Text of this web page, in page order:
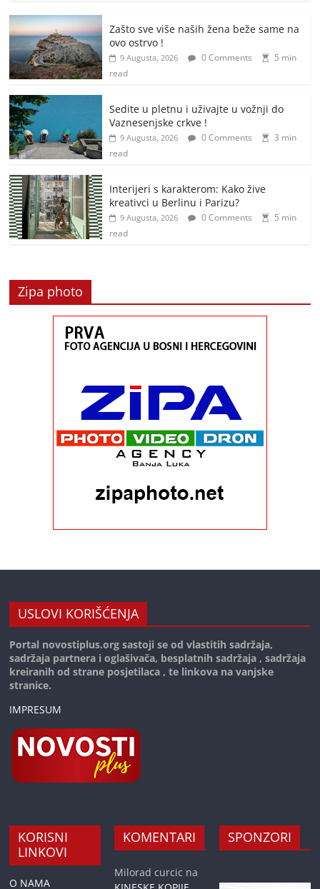
Zašto sve više naših žena beže same na
ovo ostrvo !
9 Augusta, 2026 0 Comments
5 min
read
Sedite u pletnu i uživajte u vožnji do
Vaznesenjske crkve !
9 Augusta, 2026 0 Comments
3 min
read
Interijeri s karakterom: Kako žive
kreativci u Berlinu i Parizu?
9 Augusta, 2026 0 Comments
5 min
read
Zipa photo
USLOVI KORIŠĆENJA
Portal novostiplus.org sastoji se od vlastitih sadržaja,
sadržaja partnera i oglašivača, besplatnih sadržaja , sadržaja
kreiranih od strane posjetilaca , te linkova na vanjske
stranice.
IMPRESUM
KORISNI
LINKOVI
O NAMA
KOMENTARI
Milorad curcic na
SPONZORI